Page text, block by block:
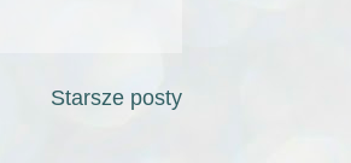
Starsze posty